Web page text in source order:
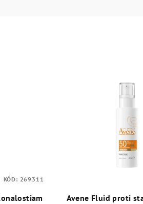
KÓD: 269311
Avene Fluid proti